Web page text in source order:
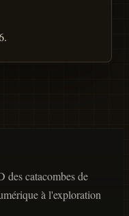
.
des catacombes de
à l'exploration